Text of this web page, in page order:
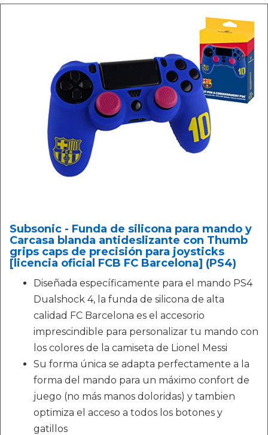
Subsonic - Funda de silicona para mando y
Carcasa blanda antideslizante con Thumb
grips caps de precisión para joysticks
[licencia oficial FCB FC Barcelona] (PS4)
Diseñada específicamente para el mando PS4
Dualshock 4, la funda de silicona de alta
calidad FC Barcelona es el accesorio
imprescindible para personalizar tu mando con
los colores de la camiseta de Lionel Messi
Su forma única se adapta perfectamente a la
forma del mando para un máximo confort de
juego (no más manos doloridas) y tambien
optimiza el acceso a todos los botones y
gatillos